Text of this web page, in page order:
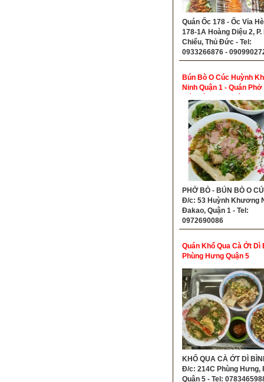
Quán Ốc 178 - Ốc Vỉa
178-1A Hoàng Diệu 2, P.
Chiểu, Thủ Đức - Tel:
0933266876 -
Bún Bò O Cúc Huỳnh
Ninh Quận 1 - Quán Phở
Bún Bò Ngon Quận 1
PHỞ BÒ - BÚN BÒ O
Đ/c: 53 Huỳnh Khương
Đakao, Quận 1 - Tel:
0972690086
Quán Khổ Qua Cà Ớt Dì
Phùng Hưng Quận 5
KHỔ QUA CÀ ỚT DÌ
Đ/c: 214C Phùng Hưng,
Quận 5 - Tel: